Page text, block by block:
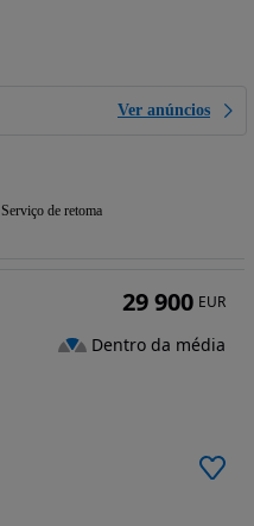
Ver anúncios
Serviço de retoma
29 900 EUR
Dentro da média